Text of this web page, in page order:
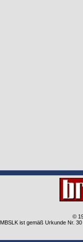
©
MBSLK ist gemäß Urkunde Nr.